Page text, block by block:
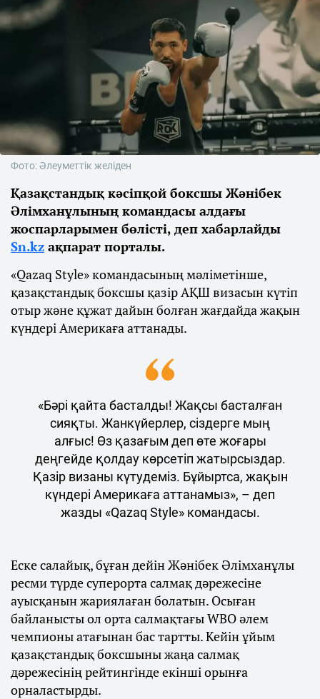
Фото: Әлеуметтік желіден
Қазақстандық кәсіпқой боксшы Жәнібек
Әлімханұлының командасы алдағы
жоспарларымен бөлісті, деп хабарлайды
Sn.kz ақпарат порталы.
«Qazaq Style» командасының мәліметінше,
қазақстандық боксшы қазір АҚШ визасын күтіп
отыр және құжат дайын болған жағдайда жақын
күндері Америкаға аттанады.
«Бәрі қайта басталды! Жақсы басталған
сияқты. Жанкүйерлер, сіздерге мың
алғыс! Өз қазағым деп өте жоғары
деңгейде қолдау көрсетіп жатырсыздар.
Қазір визаны күтудеміз. Бұйыртса, жақын
күндері Америкаға аттанамыз», – деп
жазды «Qazaq Style» командасы.
Еске салайық, бұған дейін Жәнібек Әлімханұлы
ресми түрде суперорта салмақ дәрежесіне
ауысқанын жариялаған болатын. Осыған
байланысты ол орта салмақтағы WBO әлем
чемпионы атағынан бас тартты. Кейін ұйым
қазақстандық боксшыны жаңа салмақ
дәрежесінің рейтингінде екінші орынға
орналастырды.